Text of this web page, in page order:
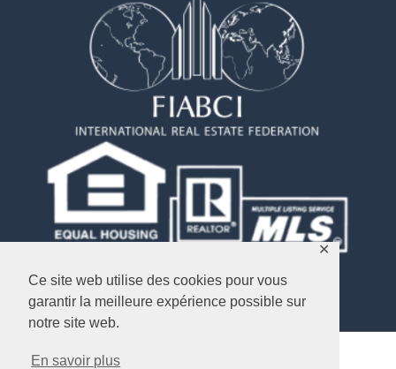
Ce site web utilise des cookies pour vous
garantir la meilleure expérience possible sur
notre site web.
En savoir plus
✕